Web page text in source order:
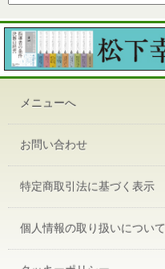
メニューへ
お問い合わせ
特定商取引法に基づく表示
個人情報の取り扱いについて